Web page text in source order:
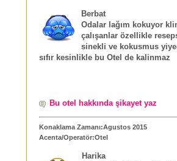
Berbat
Odalar lağım kokuyor
çalışanlar özellikle
sinekli ve kokusmus
sıfır kesinlikle bu Otel de kalinmaz
Bu otel hakkında şikayet yaz
Konaklama Zamanı:Agustos 2015
Acenta/Operatör:Otel
Harika